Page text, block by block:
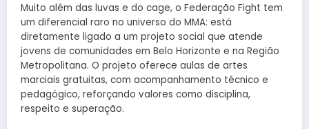
Muito além das luvas e do cage, o Federação Fight tem
um diferencial raro no universo do MMA: está
diretamente ligado a um projeto social que atende
jovens de comunidades em Belo Horizonte e na Região
Metropolitana. O projeto oferece aulas de artes
marciais gratuitas, com acompanhamento técnico e
pedagógico, reforçando valores como disciplina,
respeito e superação.